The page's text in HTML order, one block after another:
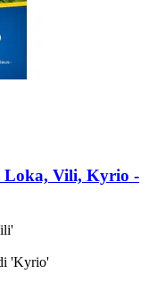
Vili, Kyrio -​
'Kyrio'